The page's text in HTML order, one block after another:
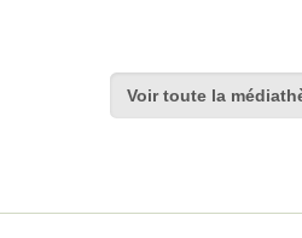
Voir toute la